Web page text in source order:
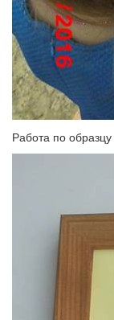
Работа по образцу